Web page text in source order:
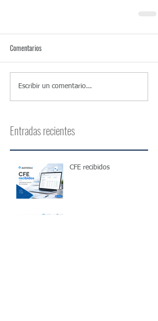
Comentarios
Escribir un comentario...
Entradas recientes
CFE recibidos